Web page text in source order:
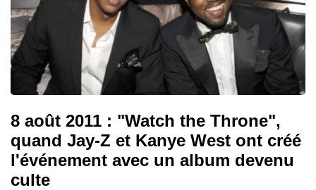
8 août 2011 : "Watch the Throne",
quand Jay-Z et Kanye West ont créé
l'événement avec un album devenu
culte